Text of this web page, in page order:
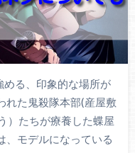
める、印象的な場所が
れた鬼殺隊本部(産屋敷
）たちが療養した蝶屋
、モデルになっている